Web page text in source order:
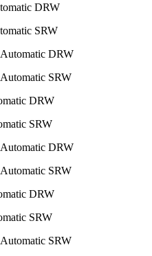
DRW
SRW
DRW
SRW
DRW
SRW
DRW
SRW
DRW
SRW
SRW